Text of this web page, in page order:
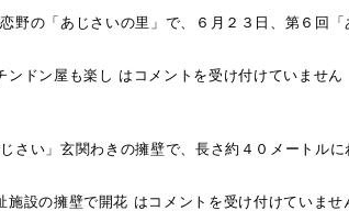
野の「あじさいの里」で、６月２３日、第６回
ンドン屋も楽し は コメントを受け付けていません
さい」玄関わきの擁壁で、長さ約４０メートル
施設の擁壁で開花 は コメントを受け付けていませ